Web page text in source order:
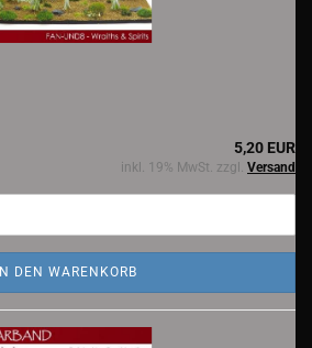
5,20 EUR
inkl. 19% MwSt. zzgl. Versand
IN DEN WARENKORB